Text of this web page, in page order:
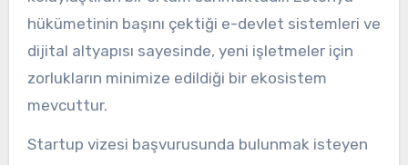
hükümetinin başını çektiği e-devlet sistemleri ve
dijital altyapısı sayesinde, yeni işletmeler için
zorlukların minimize edildiği bir ekosistem
mevcuttur.
Startup vizesi başvurusunda bulunmak isteyen